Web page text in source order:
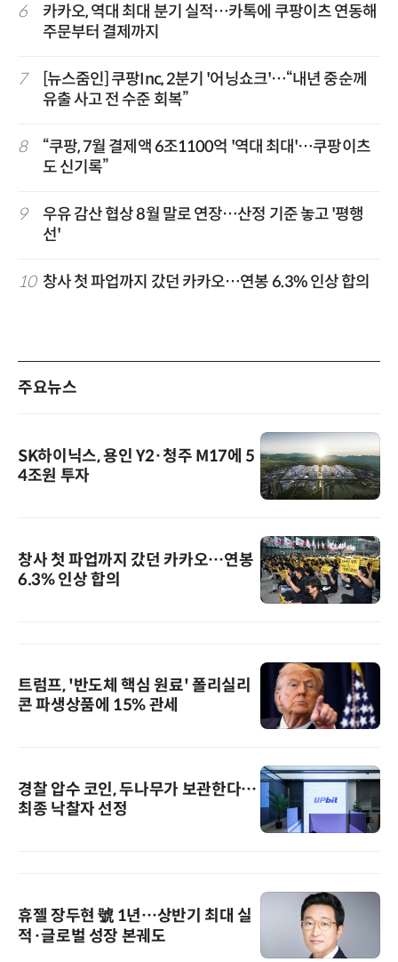
6
카카오, 역대 최대 분기 실적…카톡에 쿠팡이츠 연동해
주문부터 결제까지
7
[뉴스줌인] 쿠팡Inc, 2분기 '어닝쇼크'…“내년 중순께
유출 사고 전 수준 회복”
8
“쿠팡, 7월 결제액 6조1100억 '역대 최대'…쿠팡이츠
도 신기록”
9
우유 감산 협상 8월 말로 연장…산정 기준 놓고 '평행
선'
10 창사 첫 파업까지 갔던 카카오…연봉 6.3% 인상 합의
주요뉴스
SK하이닉스, 용인 Y2·청주 M17에 5
4조원 투자
창사 첫 파업까지 갔던 카카오…연봉
6.3% 인상 합의
트럼프, '반도체 핵심 원료' 폴리실리
콘 파생상품에 15% 관세
경찰 압수 코인, 두나무가 보관한다…
최종 낙찰자 선정
휴젤 장두현 號 1년…상반기 최대 실
적·글로벌 성장 본궤도